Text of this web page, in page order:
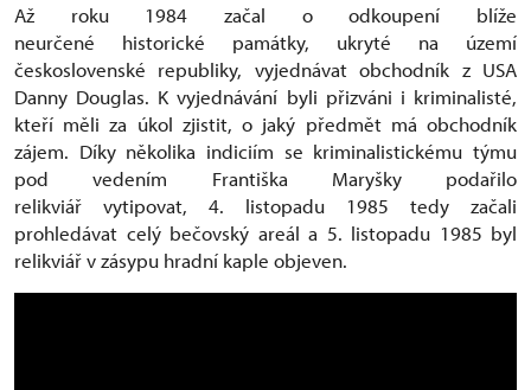
Až roku 1984 začal o odkoupení blíže
neurčené historické památky, ukryté na území
československé republiky, vyjednávat obchodník z USA
Danny Douglas. K vyjednávání byli přizváni i kriminalisté,
kteří měli za úkol zjistit, o jaký předmět má obchodník
zájem. Díky několika indiciím se kriminalistickému týmu
pod vedením Františka Maryšky podařilo
relikviář vytipovat, 4. listopadu 1985 tedy začali
prohledávat celý bečovský areál a 5. listopadu 1985 byl
relikviář v zásypu hradní kaple objeven.